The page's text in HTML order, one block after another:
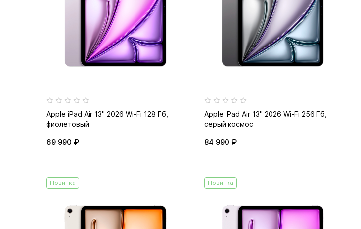
Apple iPad Air 13" 2026 Wi-Fi 128 Гб,
фиолетовый
69 990 ₽
Apple iPad Air 13" 2026 Wi-Fi 256 Гб,
серый космос
84 990 ₽
Новинка Новинка